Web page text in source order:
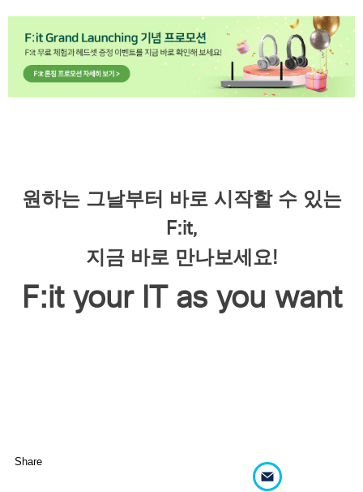
원하는 그날부터 바로 시작할 수 있는
F:it,
지금 바로 만나보세요!
F:it your IT as you want
Share